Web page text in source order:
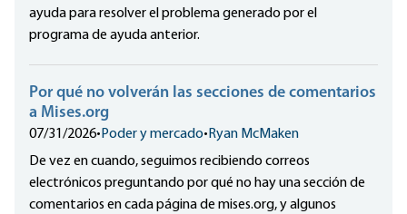
ayuda para resolver el problema generado por el
programa de ayuda anterior.
Por qué no volverán las secciones de comentarios
a Mises.org
07/31/2026•Poder y mercado•Ryan McMaken
De vez en cuando, seguimos recibiendo correos
electrónicos preguntando por qué no hay una sección de
comentarios en cada página de mises.org, y algunos